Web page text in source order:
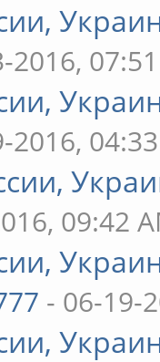
2016,
2016,
09:42
- 06-19-